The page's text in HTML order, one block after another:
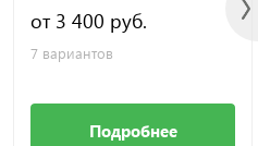
от 3 400 руб.
7 вариантов
Подробнее